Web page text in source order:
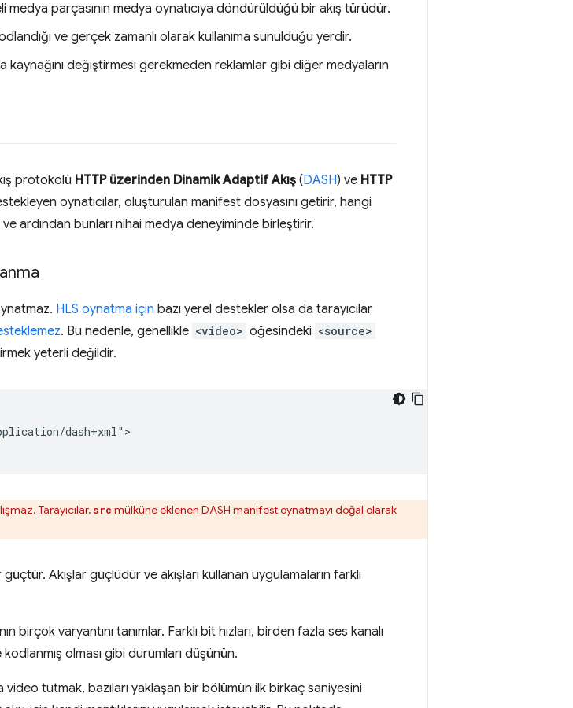
medya parçasının medya oynatıcıya döndürüldüğü bir akış türüdür.
ve gerçek zamanlı olarak kullanıma sunulduğu yerdir.
kaynağını değiştirmesi gerekmeden reklamlar gibi diğer medyaların
protokolü HTTP üzerinden Dinamik Adaptif Akış (DASH) ve HTTP
oynatıcılar, oluşturulan manifest dosyasını getirir, hangi
ardından bunları nihai medya deneyiminde birleştirir.
HLS oynatma için bazı yerel destekler olsa da tarayıcılar
. Bu nedenle, genellikle <video> öğesindeki <source>
yeterli değildir.
dash+xml">
Tarayıcılar, src mülküne eklenen DASH manifest oynatmayı doğal olarak
Akışlar güçlüdür ve akışları kullanan uygulamaların farklı
birçok varyantını tanımlar. Farklı bit hızları, birden fazla ses kanalı
olması gibi durumları düşünün.
tutmak, bazıları yaklaşan bir bölümün ilk birkaç saniyesini